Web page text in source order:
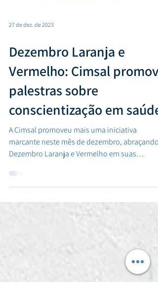
27 de dez. de 2023
Dezembro Laranja e
Vermelho: Cimsal promove
palestras sobre
conscientização em saúde
A Cimsal promoveu mais uma iniciativa
Dezembro Laranja e Vermelho em suas